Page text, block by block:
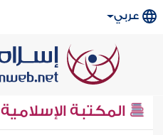
عربي
المكتبة الإسلامية